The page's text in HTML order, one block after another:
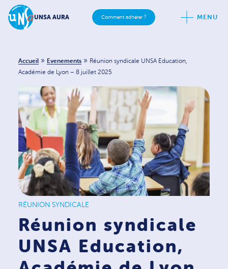
UNSA AURA MENU
Comment adhérer ?
Accueil » Evenements » Réunion syndicale UNSA Education,
Académie de Lyon – 8 juillet 2025
RÉUNION SYNDICALE
Réunion syndicale
UNSA Education,